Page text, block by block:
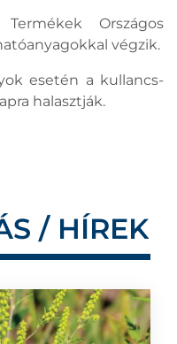
Országos
végzik.
esetén a kullancs-
halasztják.
/ HÍREK